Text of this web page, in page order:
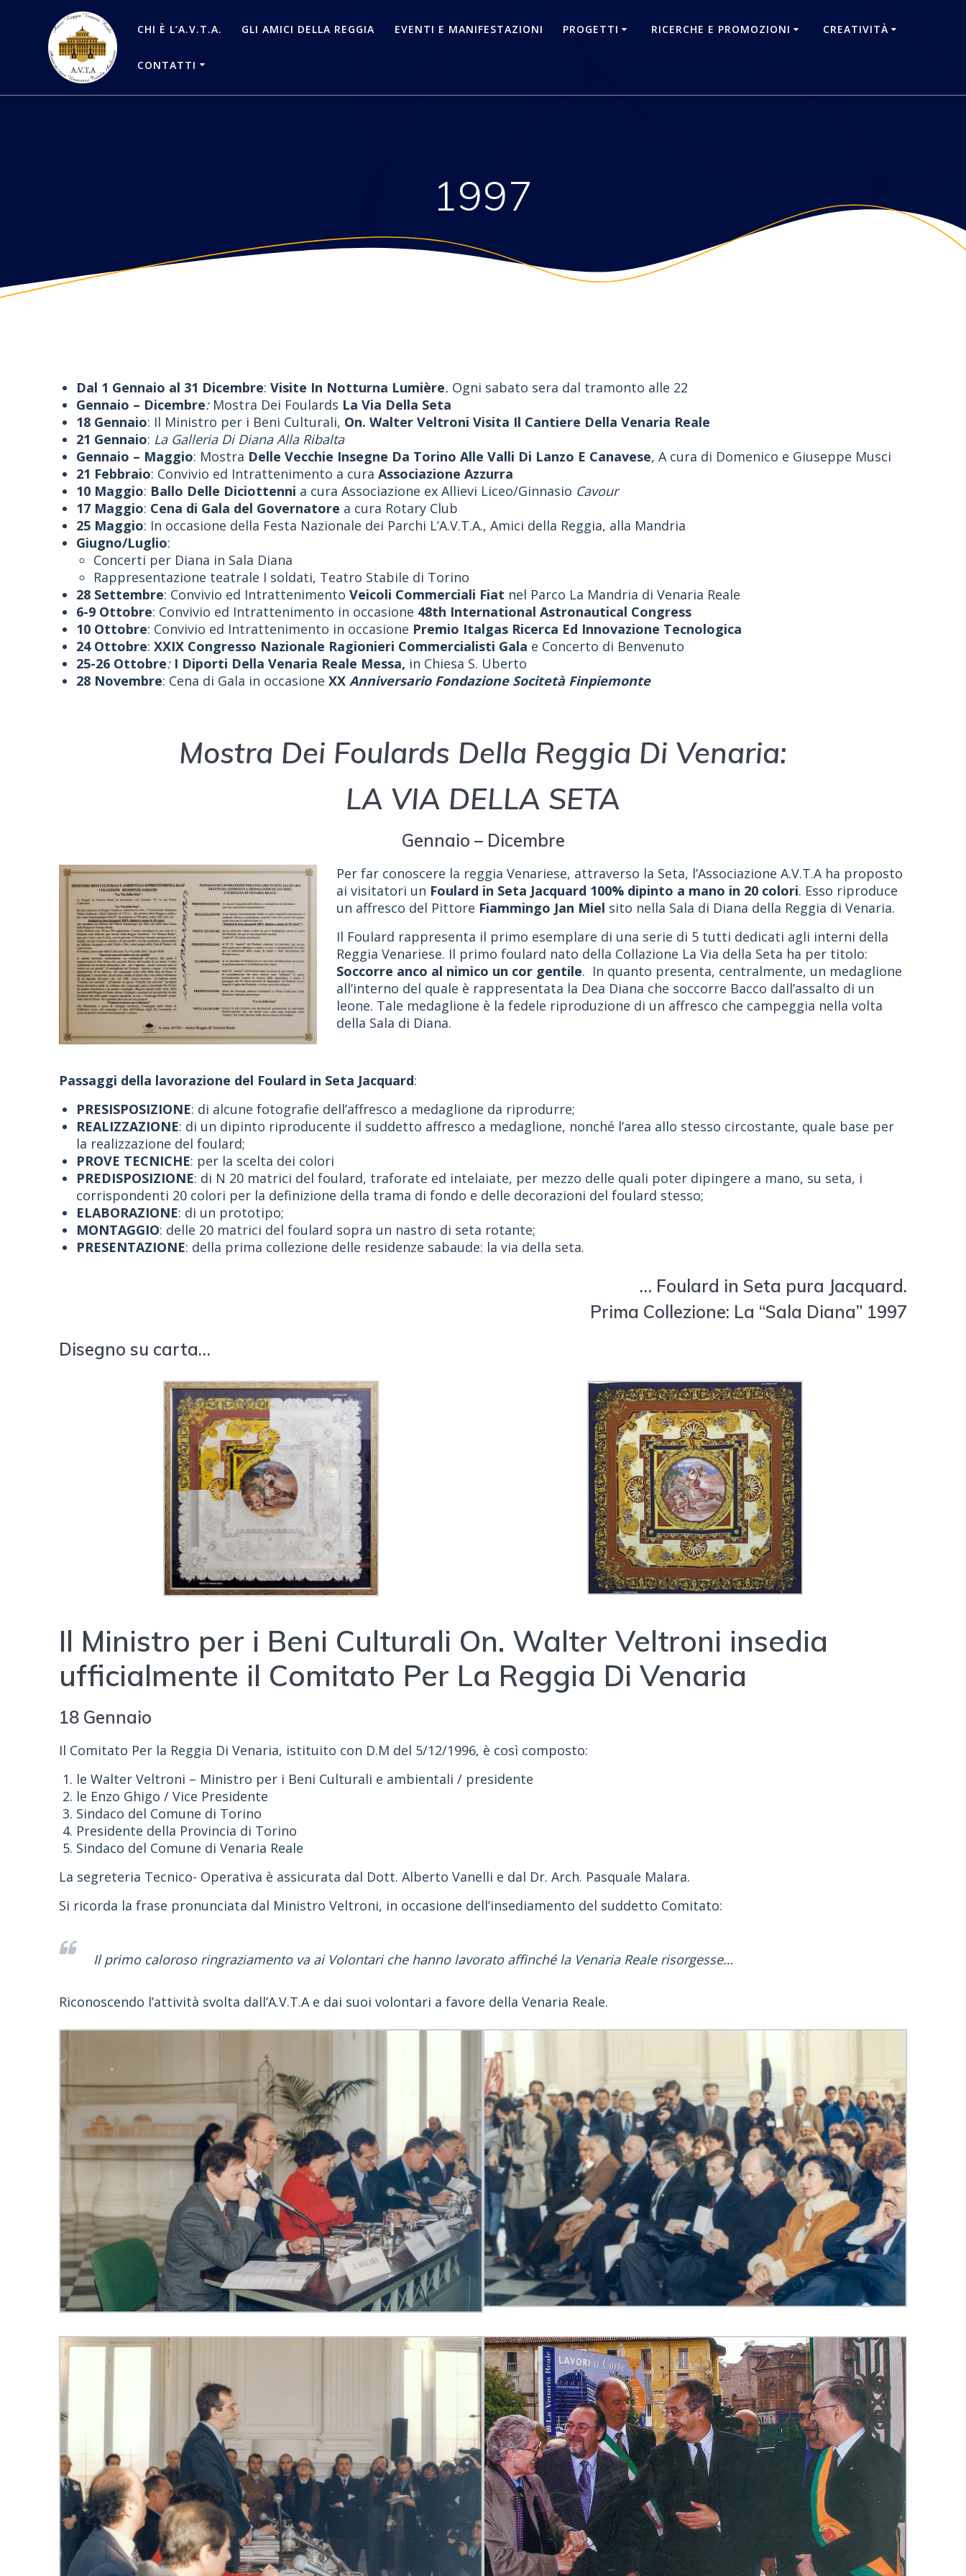
contenuto
CHI È L’A.V.T.A. GLI AMICI DELLA REGGIA EVENTI E MANIFESTAZIONI PROGETTI RICERCHE E PROMOZIONI CREATIVITÀ
CONTATTI
1997
Dal 1 Gennaio al 31 Dicembre:Visite In Notturna Lumière. Ogni sabato sera dal tramonto alle 22
Gennaio – Dicembre:Mostra Dei Foulards La Via Della Seta
18 Gennaio: Il Ministro per i Beni Culturali, On. Walter Veltroni Visita Il Cantiere Della Venaria Reale
21 Gennaio: La Galleria Di Diana Alla Ribalta
Gennaio – Maggio: Mostra Delle Vecchie Insegne Da Torino Alle Valli Di Lanzo E Canavese, A cura di Domenico e Giuseppe Musci
21 Febbraio: Convivio ed Intrattenimento a curaAssociazione Azzurra
10 Maggio: Ballo Delle Diciottenni a cura Associazione ex Allievi Liceo/Ginnasio Cavour
17 Maggio: Cena di Gala del Governatore a cura Rotary Club
25 Maggio: In occasione della Festa Nazionale dei Parchi L’A.V.T.A., Amici della Reggia, alla Mandria
Giugno/Luglio:
Concerti per Diana in Sala Diana
Rappresentazione teatrale I soldati, Teatro Stabile di Torino
28 Settembre: Convivio ed IntrattenimentoVeicoli Commerciali Fiat nel Parco La Mandria di Venaria Reale
6-9 Ottobre: Convivio ed Intrattenimento in occasione 48th International Astronautical Congress
10 Ottobre: Convivio ed Intrattenimento in occasione Premio Italgas Ricerca Ed Innovazione Tecnologica
24 Ottobre: XXIX Congresso Nazionale Ragionieri Commercialisti Gala e Concerto di Benvenuto
25-26 Ottobre: I Diporti Della Venaria Reale Messa, in Chiesa S. Uberto
28 Novembre: Cena di Gala in occasioneXXAnniversario Fondazione Socitetà Finpiemonte
Mostra Dei Foulards Della Reggia Di Venaria:
LA VIA DELLA SETA
Gennaio – Dicembre
Per far conoscere la reggia Venariese, attraverso la Seta, l’Associazione A.V.T.A ha proposto
ai visitatori un Foulard in Seta Jacquard 100% dipinto a mano in 20 colori. Esso riproduce
un affresco del Pittore Fiammingo Jan Miel sito nella Sala di Diana della Reggia di Venaria.
Il Foulard rappresenta il primo esemplare di una serie di 5 tutti dedicati agli interni della
Reggia Venariese. Il primo foulard nato della Collazione La Via della Seta ha per titolo:
Soccorre anco al nimico un cor gentile. In quanto presenta, centralmente, un medaglione
all’interno del quale è rappresentata la Dea Diana che soccorre Bacco dall’assalto di un
leone. Tale medaglione è la fedele riproduzione di un affresco che campeggia nella volta
della Sala di Diana.
Passaggi della lavorazione del Foulard in Seta Jacquard:
PRESISPOSIZIONE: di alcune fotografie dell’affresco a medaglione da riprodurre;
REALIZZAZIONE: di un dipinto riproducente il suddetto affresco a medaglione, nonché l’area allo stesso circostante, quale base per
la realizzazione del foulard;
PROVE TECNICHE: per la scelta dei colori
PREDISPOSIZIONE: di N 20 matrici del foulard, traforate ed intelaiate, per mezzo delle quali poter dipingere a mano, su seta, i
corrispondenti 20 colori per la definizione della trama di fondo e delle decorazioni del foulard stesso;
ELABORAZIONE: di un prototipo;
MONTAGGIO: delle 20 matrici del foulard sopra un nastro di seta rotante;
PRESENTAZIONE: della prima collezione delle residenze sabaude: la via della seta.
… Foulard in Seta pura Jacquard.
Prima Collezione: La “Sala Diana” 1997
Disegno su carta…
Il Ministro per i Beni Culturali On. Walter Veltroni insedia
ufficialmente il Comitato Per La Reggia Di Venaria
18 Gennaio
Il Comitato Per la Reggia Di Venaria, istituito con D.M del 5/12/1996, è così composto:
le Walter Veltroni – Ministro per i Beni Culturali e ambientali / presidente
le Enzo Ghigo / Vice Presidente
Sindaco del Comune di Torino
Presidente della Provincia di Torino
Sindaco del Comune di Venaria Reale
La segreteria Tecnico- Operativa è assicurata dal Dott. Alberto Vanelli e dal Dr. Arch. Pasquale Malara.
Si ricorda la frase pronunciata dal Ministro Veltroni, in occasione dell’insediamento del suddetto Comitato:
Il primo caloroso ringraziamento va ai Volontari che hanno lavorato affinché la Venaria Reale risorgesse…
Riconoscendo l’attività svolta dall’A.V.T.A e dai suoi volontari a favore della Venaria Reale.